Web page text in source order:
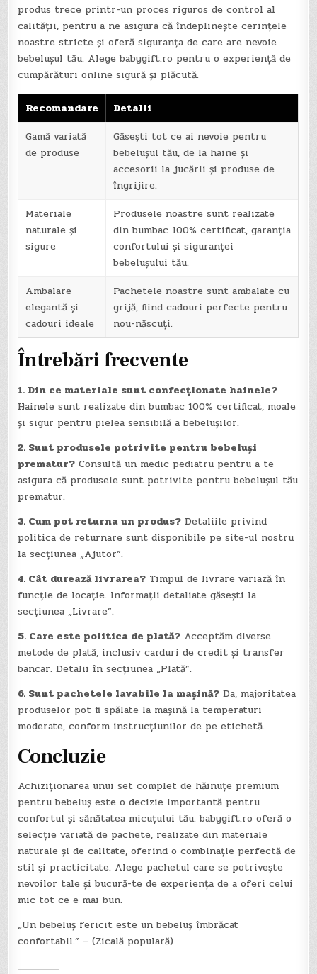
produs trece printr-un proces riguros de control al
calității, pentru a ne asigura că îndeplinește cerințele
noastre stricte și oferă siguranța de care are nevoie
bebelușul tău. Alege babygift.ro pentru o experiență de
cumpărături online sigură și plăcută.
Recomandare
Detalii
Gamă variată
de produse
Găsești tot ce ai nevoie pentru
bebelușul tău, de la haine și
accesorii la jucării și produse de
îngrijire.
Materiale
naturale și
sigure
Produsele noastre sunt realizate
din bumbac 100% certificat, garanția
confortului și siguranței
bebelușului tău.
Ambalare
elegantă și
cadouri ideale
Pachetele noastre sunt ambalate cu
grijă, fiind cadouri perfecte pentru
nou-născuți.
Întrebări frecvente
1. Din ce materiale sunt confecționate hainele?
Hainele sunt realizate din bumbac 100% certificat, moale
și sigur pentru pielea sensibilă a bebelușilor.
2. Sunt produsele potrivite pentru bebeluși
prematur? Consultă un medic pediatru pentru a te
asigura că produsele sunt potrivite pentru bebelușul tău
prematur.
3. Cum pot returna un produs? Detaliile privind
politica de returnare sunt disponibile pe site-ul nostru
la secțiunea „Ajutor”.
4. Cât durează livrarea? Timpul de livrare variază în
funcție de locație. Informații detaliate găsești la
secțiunea „Livrare”.
5. Care este politica de plată? Acceptăm diverse
metode de plată, inclusiv carduri de credit și transfer
bancar. Detalii în secțiunea „Plată”.
6. Sunt pachetele lavabile la mașină? Da, majoritatea
produselor pot fi spălate la mașină la temperaturi
moderate, conform instrucțiunilor de pe etichetă.
Concluzie
Achiziționarea unui set complet de hăinuțe premium
pentru bebeluș este o decizie importantă pentru
confortul și sănătatea micuțului tău. babygift.ro oferă o
selecție variată de pachete, realizate din materiale
naturale și de calitate, oferind o combinație perfectă de
stil și practicitate. Alege pachetul care se potrivește
nevoilor tale și bucură-te de experiența de a oferi celui
mic tot ce e mai bun.
„Un bebeluș fericit este un bebeluș îmbrăcat
confortabil.” – (Zicală populară)